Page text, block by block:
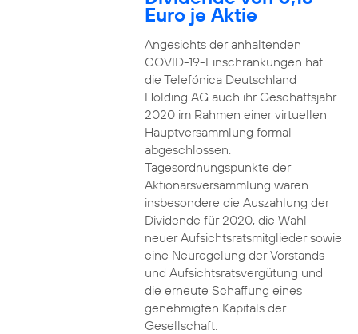
Euro je Aktie
Angesichts der anhaltenden
COVID-19-Einschränkungen hat
die Telefónica Deutschland
Holding AG auch ihr Geschäftsjahr
2020 im Rahmen einer virtuellen
Hauptversammlung formal
abgeschlossen.
Tagesordnungspunkte der
Aktionärsversammlung waren
insbesondere die Auszahlung der
Dividende für 2020, die Wahl
neuer Aufsichtsratsmitglieder sowie
eine Neuregelung der Vorstands-
und Aufsichtsratsvergütung und
die erneute Schaffung eines
genehmigten Kapitals der
Gesellschaft.